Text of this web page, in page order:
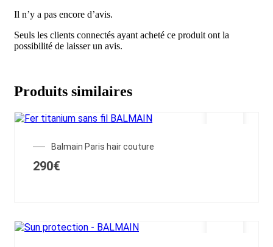
Il n’y a pas encore d’avis.
Seuls les clients connectés ayant acheté ce produit ont la
possibilité de laisser un avis.
Produits similaires
Balmain Paris hair couture
290€